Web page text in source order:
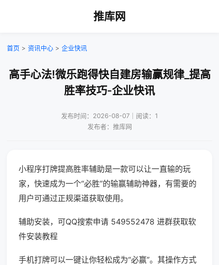
推库网
首页 > 资讯中心 > 企业快讯
高手心法!微乐跑得快自建房输赢规律_提高
胜率技巧-企业快讯
发布时间：2026-08-07｜阅读：1
发布者：推库网
小程序打牌提高胜率辅助是一款可以让一直输的玩
家，快速成为一个“必胜”的输赢辅助神器，有需要的
用户可通过正规渠道获取使用。
辅助安装，可QQ搜索申请 549552478 进群获取软
件安装教程
手机打牌可以一键让你轻松成为“必赢”。其操作方式